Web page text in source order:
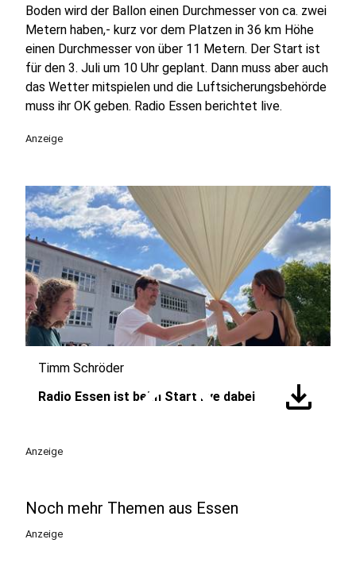
Boden wird der Ballon einen Durchmesser von ca. zwei
Metern haben,- kurz vor dem Platzen in 36 km Höhe
einen Durchmesser von über 11 Metern. Der Start ist
für den 3. Juli um 10 Uhr geplant. Dann muss aber auch
das Wetter mitspielen und die Luftsicherungsbehörde
muss ihr OK geben. Radio Essen berichtet live.
Anzeige
play_circle
Timm Schröder
Radio Essen ist beim Start live dabei
download
Anzeige
Noch mehr Themen aus Essen
Anzeige